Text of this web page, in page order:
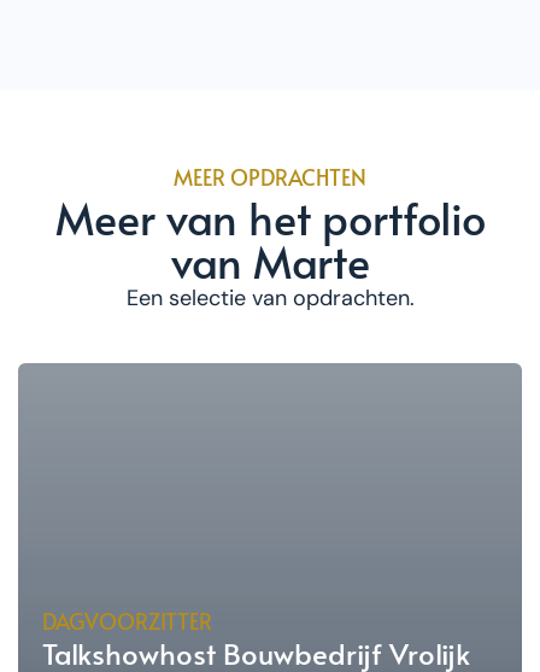
MEER OPDRACHTEN
Meer van het portfolio
van Marte
Een selectie van opdrachten.
DAGVOORZITTER
Talkshowhost Bouwbedrijf Vrolijk